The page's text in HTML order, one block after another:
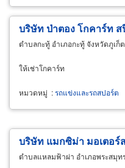
บริษัท ป่าตอง โกคาร์ท ส
ตำบลกะทู้ อำเภอกะทู้ จังหวัดภูเก็
ให้เช่าโกคาร์ท
หมวดหมู่ :รถแข่งและรถสปอร์ต
บริษัท แมกซิม่า มอเตอร์
ตำบลแหลมฟ้าผ่า อำเภอพระสมุท